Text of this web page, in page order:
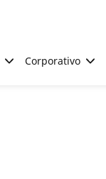
Corporativo